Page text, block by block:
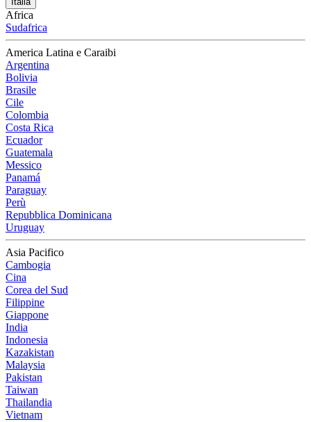
Africa
Sudafrica
America Latina e Caraibi
Argentina
Bolivia
Brasile
Cile
Colombia
Costa Rica
Ecuador
Guatemala
Messico
Panamá
Paraguay
Perù
Repubblica Dominicana
Uruguay
Asia Pacifico
Cambogia
Cina
Corea del Sud
Filippine
Giappone
India
Indonesia
Kazakistan
Malaysia
Pakistan
Taiwan
Thailandia
Vietnam